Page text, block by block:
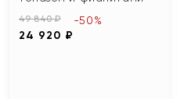
49 840 ₽
24 920 ₽
-50%